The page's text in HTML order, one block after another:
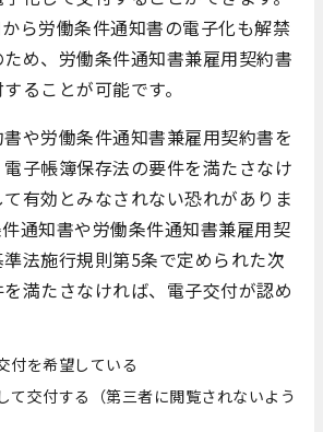
ら労働条件通知書の電子化も解禁
め、労働条件通知書兼雇用契約書
ることが可能です。
や労働条件通知書兼雇用契約書を
子帳簿保存法の要件を満たさなけ
有効とみなされない恐れがありま
通知書や労働条件通知書兼雇用契
法施行規則第5条で定められた次
満たさなければ、電子交付が認め
付を希望している
て交付する（第三者に閲覧されないよう